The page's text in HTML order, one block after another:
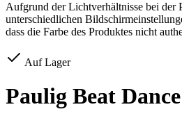
Aufgrund der Lichtverhältnisse bei der
unterschiedlichen
dass die Farbe des Produktes nicht
Auf Lager
Paulig Beat